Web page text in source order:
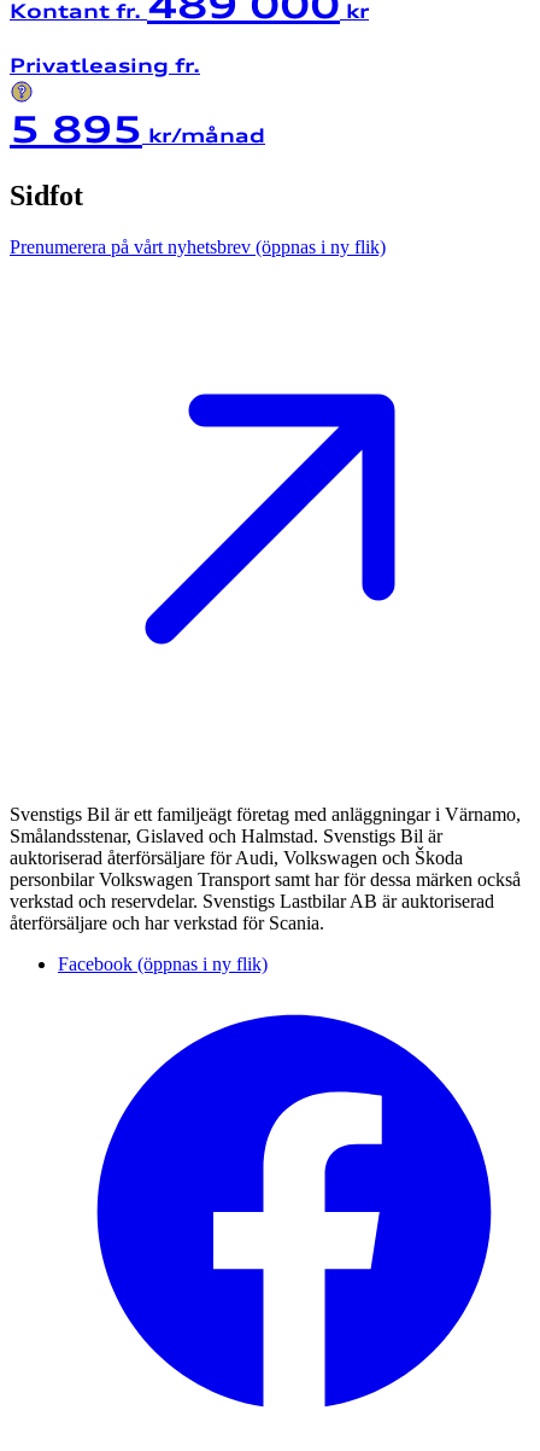
Kontant fr. 489 000 kr
Privatleasing fr.
5 895 kr/månad
Sidfot
Prenumerera på vårt nyhetsbrev (öppnas i ny flik)
Svenstigs Bil är ett familjeägt företag med anläggningar i Värnamo,
Smålandsstenar, Gislaved och Halmstad. Svenstigs Bil är
auktoriserad återförsäljare för Audi, Volkswagen och Škoda
personbilar Volkswagen Transport samt har för dessa märken också
verkstad och reservdelar. Svenstigs Lastbilar AB är auktoriserad
återförsäljare och har verkstad för Scania.
Facebook (öppnas i ny flik)